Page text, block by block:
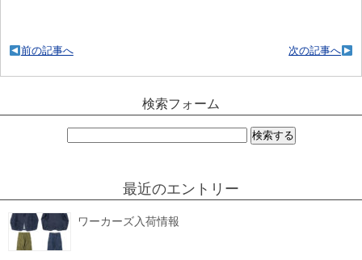
次の記事へ
前の記事へ
検索フォーム
最近のエントリー
ワーカーズ入荷情報